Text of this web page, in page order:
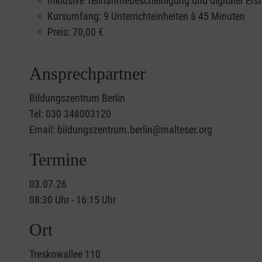
Kursumfang: 9 Unterrichteinheiten à 45 Minuten
Preis: 70,00 €
Ansprechpartner
Bildungszentrum Berlin
Tel: 030 348003120
Email: bildungszentrum.berlin@malteser.org
Termine
03.07.26
08:30 Uhr - 16:15 Uhr
Ort
Treskowallee 110